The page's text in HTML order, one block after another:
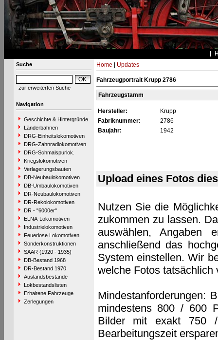
Suche
zur erweiterten Suche
Navigation
Geschichte & Hintergründe
Länderbahnen
DRG-Einheitslokomotiven
DRG-Zahnradlokomotiven
DRG-Schmalspurlok.
Kriegslokomotiven
Verlagerungsbauten
DB-Neubaulokomotiven
DB-Umbaulokomotiven
DR-Neubaulokomotiven
DR-Rekolokomotiven
DR - "6000er"
ELNA-Lokomotiven
Industrielokomotiven
Feuerlose Lokomotiven
Sonderkonstruktionen
SAAR (1920 - 1935)
DB-Bestand 1968
DR-Bestand 1970
Auslandsbestände
Lokbestandslisten
Erhaltene Fahrzeuge
Zerlegungen
Home Updates
Fahrzeugportrait Krupp 2786
Fahrzeugstamm
Hersteller:
Krupp
Fabriknummer:
2786
Baujahr:
1942
Upload eines Fotos
Nutzen Sie die
zukommen zu lassen.
auswählen, Angaben
anschließend das
System einstellen. Wir
welche Fotos tatsächlich
Mindestanforderungen:
mindestens 800 / 600
Bilder mit exakt 750
Bearbeitungszeit